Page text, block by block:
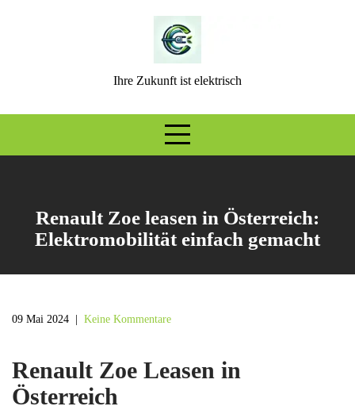
Ihre Zukunft ist elektrisch
Renault Zoe leasen in Österreich:
Elektromobilität einfach gemacht
09 Mai 2024 Keine Kommentare
Renault Zoe Leasen in
Österreich